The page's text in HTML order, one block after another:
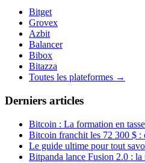
Bitget
Grovex
Azbit
Balancer
Bibox
Bitazza
Toutes les plateformes →
Derniers articles
Bitcoin : La formation en
Bitcoin franchit les 72 300 $ :
Le guide ultime pour tout
Bitpanda lance Fusion 2.0 :